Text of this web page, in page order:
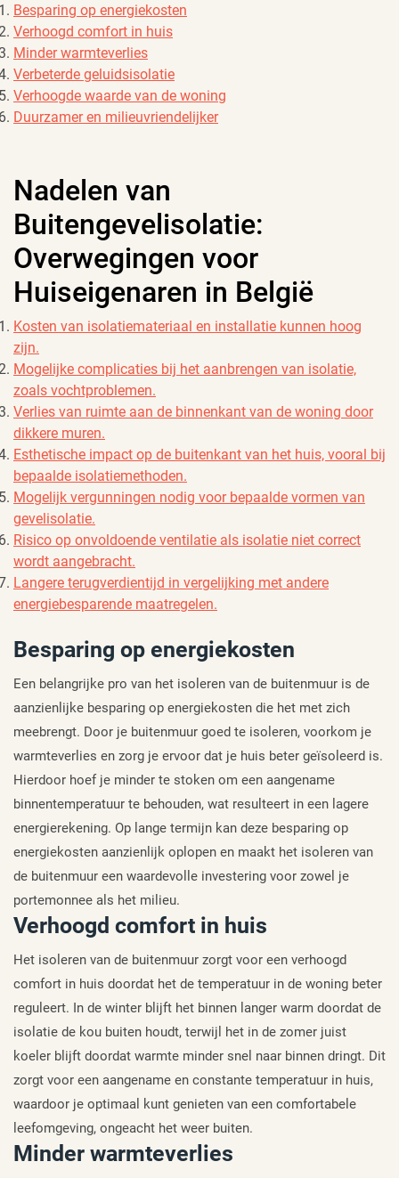
Besparing op energiekosten
Verhoogd comfort in huis
Minder warmteverlies
Verbeterde geluidsisolatie
Verhoogde waarde van de woning
Duurzamer en milieuvriendelijker
Nadelen van
Buitengevelisolatie:
Overwegingen voor
Huiseigenaren in België
Kosten van isolatiemateriaal en installatie kunnen hoog
zijn.
Mogelijke complicaties bij het aanbrengen van isolatie,
zoals vochtproblemen.
Verlies van ruimte aan de binnenkant van de woning door
dikkere muren.
Esthetische impact op de buitenkant van het huis, vooral bij
bepaalde isolatiemethoden.
Mogelijk vergunningen nodig voor bepaalde vormen van
gevelisolatie.
Risico op onvoldoende ventilatie als isolatie niet correct
wordt aangebracht.
Langere terugverdientijd in vergelijking met andere
energiebesparende maatregelen.
Besparing op energiekosten
Een belangrijke pro van het isoleren van de buitenmuur is de
aanzienlijke besparing op energiekosten die het met zich
meebrengt. Door je buitenmuur goed te isoleren, voorkom je
warmteverlies en zorg je ervoor dat je huis beter geïsoleerd is.
Hierdoor hoef je minder te stoken om een aangename
binnentemperatuur te behouden, wat resulteert in een lagere
energierekening. Op lange termijn kan deze besparing op
energiekosten aanzienlijk oplopen en maakt het isoleren van
de buitenmuur een waardevolle investering voor zowel je
portemonnee als het milieu.
Verhoogd comfort in huis
Het isoleren van de buitenmuur zorgt voor een verhoogd
comfort in huis doordat het de temperatuur in de woning beter
reguleert. In de winter blijft het binnen langer warm doordat de
isolatie de kou buiten houdt, terwijl het in de zomer juist
koeler blijft doordat warmte minder snel naar binnen dringt. Dit
zorgt voor een aangename en constante temperatuur in huis,
waardoor je optimaal kunt genieten van een comfortabele
leefomgeving, ongeacht het weer buiten.
Minder warmteverlies